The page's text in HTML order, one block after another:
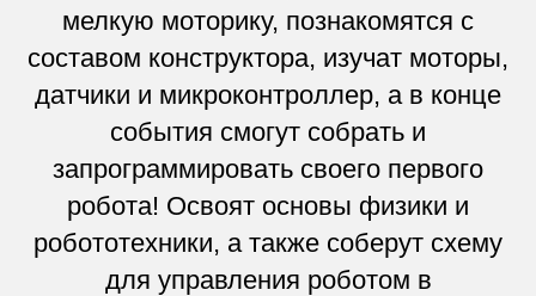
мелкую моторику, познакомятся с
составом конструктора, изучат моторы,
датчики и микроконтроллер, а в конце
события смогут собрать и
запрограммировать своего первого
робота! Освоят основы физики и
робототехники, а также соберут схему
для управления роботом в